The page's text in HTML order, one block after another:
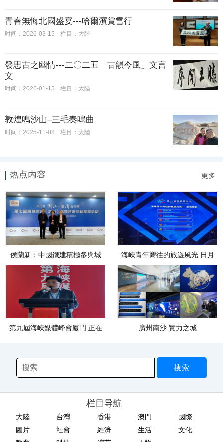
​青春無悔北國盛宴---哈爾濱賞雪行
时间：2026-03-15 栏目：大陸
發思古之幽情---二〇二五「古韻今風」文言
文
时间：2026-01-13 栏目：大陸
敦煌鳴沙山–三毛奏鳴曲
时间：2025-11-08 栏目：大陸
热点内容 更多
侯蘭新：中國鐵建積極參與城
海峽青年嚮往的旅遊風光 日月
第九屆海峽媒體峰會廈門 正在
廣州南沙 實力之城
栏目导航
大陸 台灣 香港 澳門
國際
圖片
社會 經濟 生活
文化